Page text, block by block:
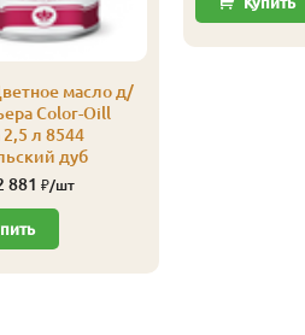
масло д/
Color-Oill
л 8544
дуб
881 ₽/шт